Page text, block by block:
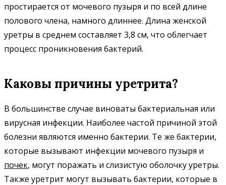
простирается от мочевого пузыря и по всей длине
полового члена, намного длиннее. Длина женской
уретры в среднем составляет 3,8 см, что облегчает
процесс проникновения бактерий.
Каковы причины уретрита?
В большинстве случае виноваты бактериальная или
вирусная инфекции. Наиболее частой причиной этой
болезни являются именно бактерии. Те же бактерии,
которые вызывают инфекции мочевого пузыря и
почек, могут поражать и слизистую оболочку уретры.
Также уретрит могут вызывать бактерии, которые в